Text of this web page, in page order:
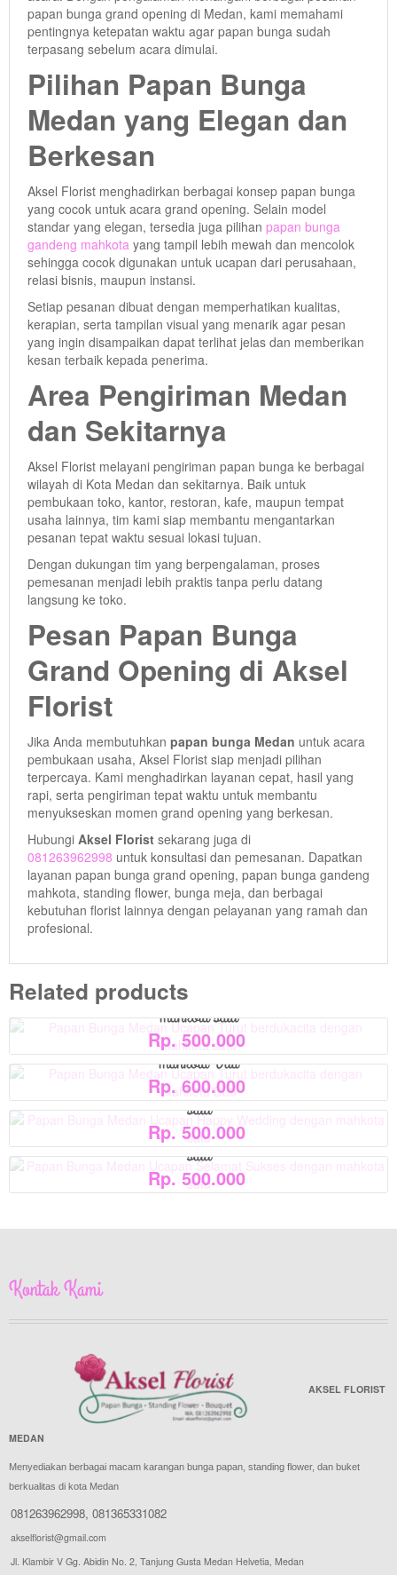
papan bunga grand opening di Medan, kami memahami
pentingnya ketepatan waktu agar papan bunga sudah
terpasang sebelum acara dimulai.
Pilihan Papan Bunga
Medan yang Elegan dan
Berkesan
Aksel Florist menghadirkan berbagai konsep papan bunga
yang cocok untuk acara grand opening. Selain model
standar yang elegan, tersedia juga pilihan papan bunga
gandeng mahkota yang tampil lebih mewah dan mencolok
sehingga cocok digunakan untuk ucapan dari perusahaan,
relasi bisnis, maupun instansi.
Setiap pesanan dibuat dengan memperhatikan kualitas,
kerapian, serta tampilan visual yang menarik agar pesan
yang ingin disampaikan dapat terlihat jelas dan memberikan
kesan terbaik kepada penerima.
Area Pengiriman Medan
dan Sekitarnya
Aksel Florist melayani pengiriman papan bunga ke berbagai
wilayah di Kota Medan dan sekitarnya. Baik untuk
pembukaan toko, kantor, restoran, kafe, maupun tempat
usaha lainnya, tim kami siap membantu mengantarkan
pesanan tepat waktu sesuai lokasi tujuan.
Dengan dukungan tim yang berpengalaman, proses
pemesanan menjadi lebih praktis tanpa perlu datang
langsung ke toko.
Pesan Papan Bunga
Grand Opening di Aksel
Florist
Jika Anda membutuhkan papan bunga Medan untuk acara
pembukaan usaha, Aksel Florist siap menjadi pilihan
terpercaya. Kami menghadirkan layanan cepat, hasil yang
rapi, serta pengiriman tepat waktu untuk membantu
menyukseskan momen grand opening yang berkesan.
Hubungi Aksel Florist sekarang juga di
081263962998 untuk konsultasi dan pemesanan. Dapatkan
layanan papan bunga grand opening, papan bunga gandeng
mahkota, standing flower, bunga meja, dan berbagai
kebutuhan florist lainnya dengan pelayanan yang ramah dan
profesional.
Related products
Papan Bunga Medan Ucapan Turut berdukacita dengan
mahkota satu
Rp. 500.000
View Detail
Papan Bunga Medan Ucapan Turut berdukacita dengan
mahkota Dua
Rp. 600.000
View Detail
Papan Bunga Medan Ucapan Happy Wedding dengan mahkota
satu
Rp. 500.000
Papan Bunga Medan Ucapan Selamat Sukses dengan mahkota
satu
Rp. 500.000
Kontak Kami
AKSEL FLORIST
MEDAN
Menyediakan berbagai macam karangan bunga papan, standing flower, dan buket
berkualitas di kota Medan
081263962998, 081365331082
akselflorist@gmail.com
Jl. Klambir V Gg. Abidin No. 2, Tanjung Gusta Medan Helvetia, Medan